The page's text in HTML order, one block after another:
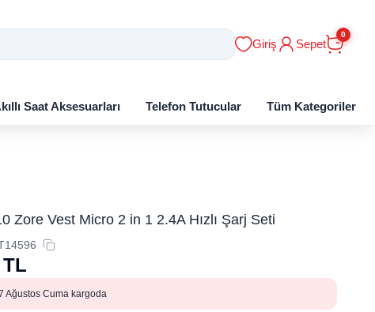
Giriş Sepet
0
Saat Aksesuarları Telefon Tutucular Tüm Kategoriler
Zore Vest Micro 2 in 1 2.4A Hızlı Şarj Seti
TL
Ağustos Cuma kargoda